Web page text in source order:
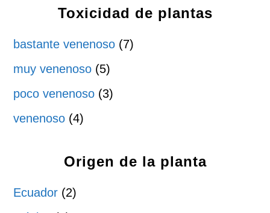
Toxicidad de plantas
bastante venenoso (7)
muy venenoso (5)
poco venenoso (3)
venenoso (4)
Origen de la planta
Ecuador (2)